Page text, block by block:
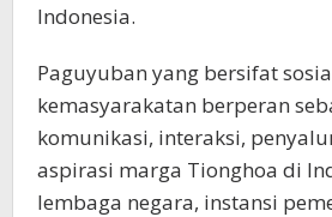
Indonesia.
Paguyuban yang bersifat
kemasyarakatan berperan
komunikasi, interaksi,
aspirasi marga Tionghoa di
lembaga negara, instansi